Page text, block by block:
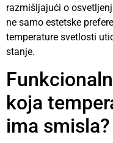
razmišljajući o
ne samo estetske
temperature svetlosti
stanje.
koja
ima smisla?